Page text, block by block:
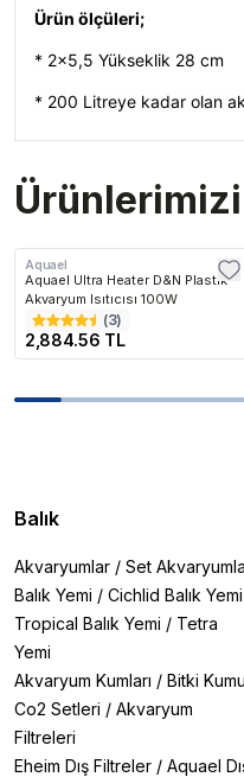
Ürün ölçüleri;
* 2x5,5 Yükseklik 28 cm
* 200 Litreye kadar olan
Aquael
Aquael Ultra Heater D&N Plastik
Akvaryum Isıtıcısı 100W
(3)
2,884.56 TL
Balık
Akvaryumlar / Set
Balık Yemi / Cichlid Balık Yemi
Tropical Balık Yemi / Tetra
Yemi
Akvaryum Kumları / Bitki Kumu
Co2 Setleri / Akvaryum
Filtreleri
Eheim Dış Filtreler / Aquael